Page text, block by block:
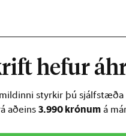
hefur
styrkir þú sjálfstæða
aðeins3.990 krónum á